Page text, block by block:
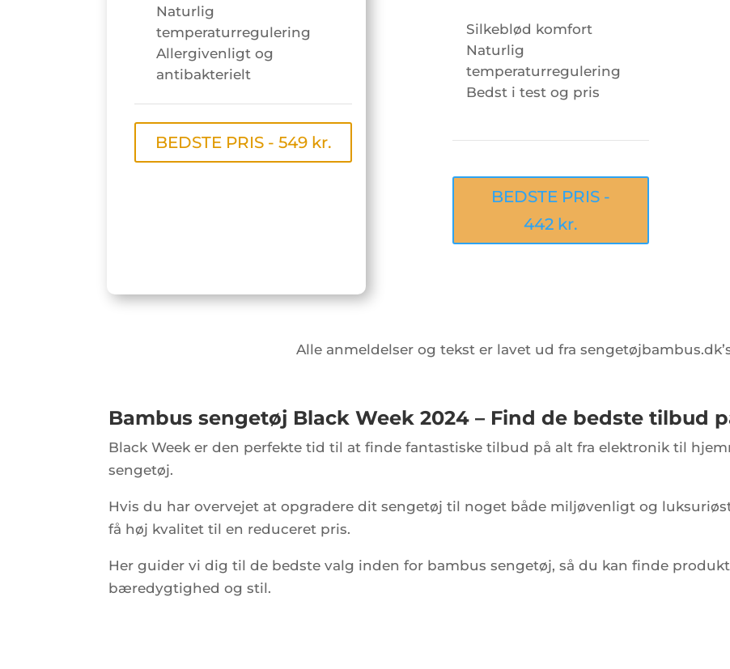
Naturlig
temperaturregulering
Allergivenligt og
antibakterielt
BEDSTE PRIS - 549 kr.
Silkeblød komfort
Naturlig
temperaturregulering
Bedst i test og pris
BEDSTE PRIS -
442 kr.
Alle anmeldelser og tekst er lavet ud fra
Bambus sengetøj Black Week 2024 – Find de bedste tilbud
Black Week er den perfekte tid til at finde fantastiske tilbud på alt fra elektronik til
sengetøj.
Hvis du har overvejet at opgradere dit sengetøj til noget både miljøvenligt og
få høj kvalitet til en reduceret pris.
Her guider vi dig til de bedste valg inden for bambus sengetøj, så du kan finde
bæredygtighed og stil.